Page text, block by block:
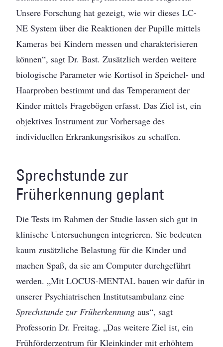
Unsere Forschung hat gezeigt, wie wir dieses LC-
NE System über die Reaktionen der Pupille mittels
Kameras bei Kindern messen und charakterisieren
können“, sagt Dr. Bast. Zusätzlich werden weitere
biologische Parameter wie Kortisol in Speichel- und
Haarproben bestimmt und das Temperament der
Kinder mittels Fragebögen erfasst. Das Ziel ist, ein
objektives Instrument zur Vorhersage des
individuellen Erkrankungsrisikos zu schaffen.
Sprechstunde zur
Früherkennung geplant
Die Tests im Rahmen der Studie lassen sich gut in
klinische Untersuchungen integrieren. Sie bedeuten
kaum zusätzliche Belastung für die Kinder und
machen Spaß, da sie am Computer durchgeführt
werden. „Mit LOCUS-MENTAL bauen wir dafür in
unserer Psychiatrischen Institutsambulanz eine
Sprechstunde zur Früherkennung aus“, sagt
Professorin Dr. Freitag. „Das weitere Ziel ist, ein
Frühförderzentrum für Kleinkinder mit erhöhtem